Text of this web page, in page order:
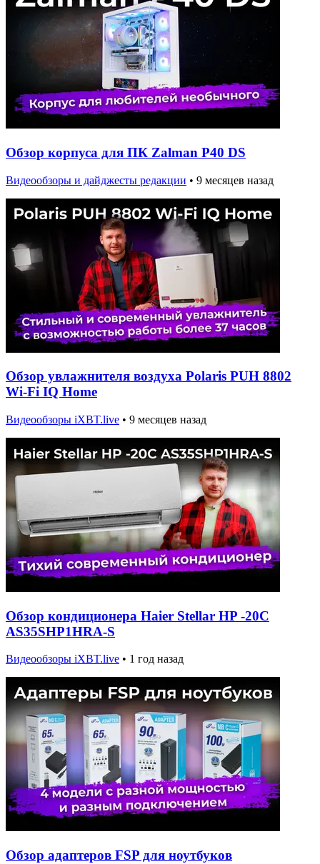
Обзор корпуса для ПК Zalman P40 DS
Видеообзоры и дайджесты редакции • 9 месяцев назад
Обзор увлажнителя воздуха Polaris PUH 8802
Wi-Fi IQ Home
Видеообзоры iXBT.live • 9 месяцев назад
Обзор кондиционера Haier Stellar HP -20C
AS35SHP1HRA-S
Видеообзоры iXBT.live • 1 год назад
Обзор адаптеров FSP для ноутбуков